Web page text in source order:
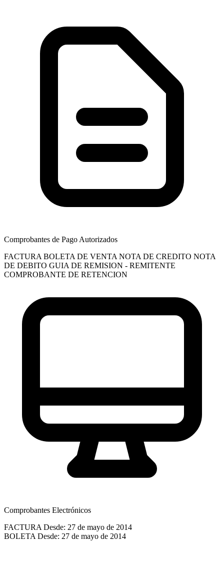
Comprobantes de Pago Autorizados
FACTURA BOLETA DE VENTA NOTA DE CREDITO NOTA
DE DEBITO GUIA DE REMISION - REMITENTE
COMPROBANTE DE RETENCION
Comprobantes Electrónicos
FACTURA Desde: 27 de mayo de 2014
BOLETA Desde: 27 de mayo de 2014